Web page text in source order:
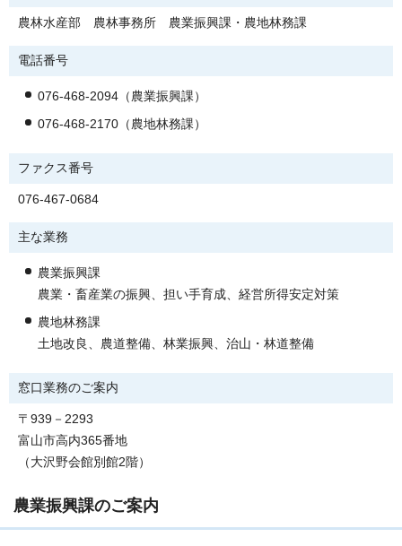
農林水産部 農林事務所 農業振興課・農地林務課
電話番号
076-468-2094（農業振興課）
076-468-2170（農地林務課）
ファクス番号
076-467-0684
主な業務
農業振興課
農業・畜産業の振興、担い手育成、経営所得安定対策
農地林務課
土地改良、農道整備、林業振興、治山・林道整備
窓口業務のご案内
〒939－2293
富山市高内365番地
（大沢野会館別館2階）
農業振興課のご案内